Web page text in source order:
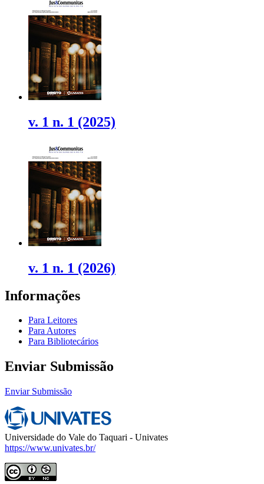
v. 1 n. 1 (2025)
v. 1 n. 1 (2026)
Informações
Para Leitores
Para Autores
Para Bibliotecários
Enviar Submissão
Enviar Submissão
Universidade do Vale do Taquari - Univates
https://www.univates.br/